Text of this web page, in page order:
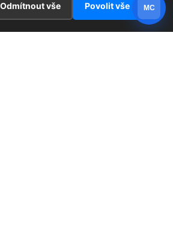
Odmítnout vše Povolit vše MC